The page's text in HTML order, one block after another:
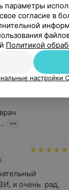
рекомендации и
атмосфера.
нам и
и очень  рад,
параметры
согласие в
Политикой
настройки